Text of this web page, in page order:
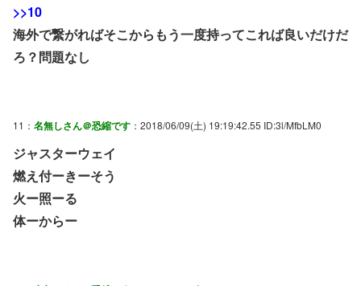
>>10
海外で繋がればそこからもう一度持ってこれば良いだけだ
ろ？問題なし
11： 名無しさん＠恐縮です ：2018/06/09(土) 19:19:42.55 ID:3l/MfbLM0
ジャスターウェイ
燃え付ーきーそう
火ー照ーる
体ーからー